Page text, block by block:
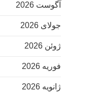
آگوست 2026
جولای 2026
ژوئن 2026
فوریه 2026
ژانویه 2026